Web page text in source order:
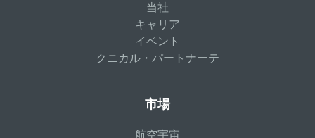
当社
キャリア
イベント
クニカル・パートナーテ
市場
航空宇宙